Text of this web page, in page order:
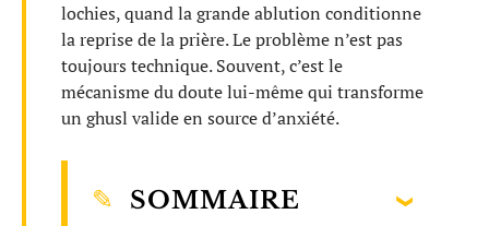
lochies, quand la grande ablution conditionne
la reprise de la prière. Le problème n’est pas
toujours technique. Souvent, c’est le
mécanisme du doute lui-même qui transforme
un ghusl valide en source d’anxiété.
SOMMAIRE